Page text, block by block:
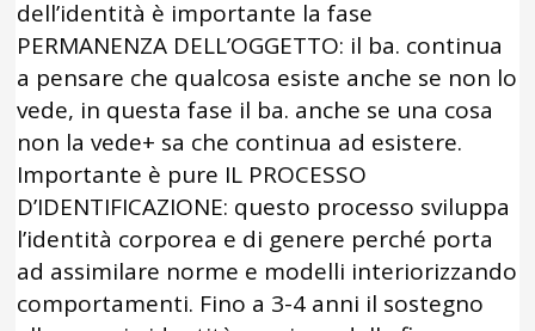
dell’identità è importante la fase
PERMANENZA DELL’OGGETTO: il ba. continua
a pensare che qualcosa esiste anche se non lo
vede, in questa fase il ba. anche se una cosa
non la vede+ sa che continua ad esistere.
Importante è pure IL PROCESSO
D’IDENTIFICAZIONE: questo processo sviluppa
l’identità corporea e di genere perché porta
ad assimilare norme e modelli interiorizzando
comportamenti. Fino a 3-4 anni il sostegno